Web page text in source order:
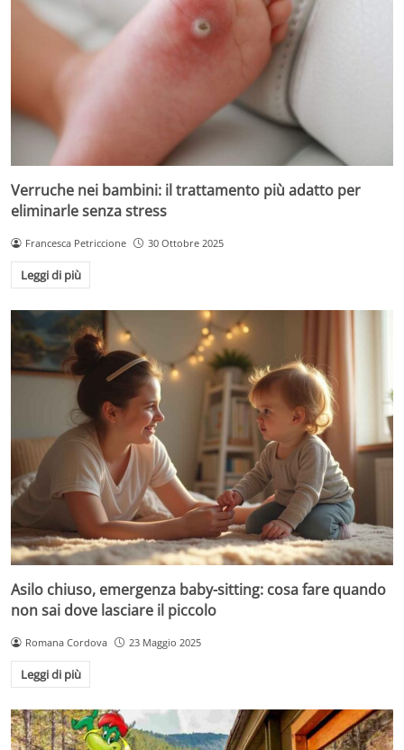
Verruche nei bambini: il trattamento più adatto per
eliminarle senza stress
Francesca Petriccione 30 Ottobre 2025
Leggi di più
Asilo chiuso, emergenza baby-sitting: cosa fare quando
non sai dove lasciare il piccolo
Romana Cordova 23 Maggio 2025
Leggi di più